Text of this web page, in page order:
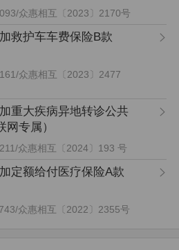
/众惠相互〔2023〕2170号
救护车车费保险B款
/众惠相互〔2023〕2477
重大疾病异地转诊公共
专属）
/众惠相互〔2024〕193 号
定额给付医疗保险A款
/众惠相互〔2022〕2355号